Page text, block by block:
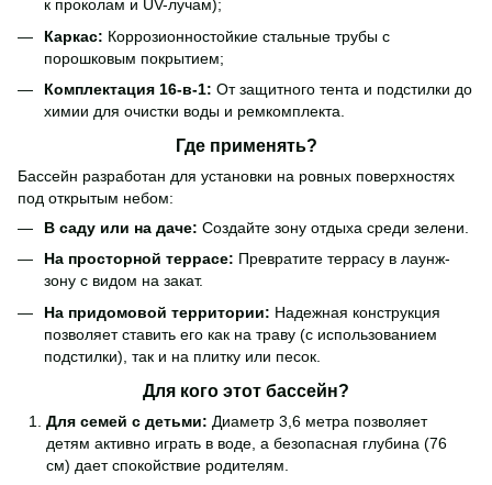
к проколам и UV-лучам);
Каркас: Коррозионностойкие стальные трубы с
порошковым покрытием;
Комплектация 16-в-1: От защитного тента и подстилки до
химии для очистки воды и ремкомплекта.
Где применять?
Бассейн разработан для установки на ровных поверхностях
под открытым небом:
В саду или на даче: Создайте зону отдыха среди зелени.
На просторной террасе: Превратите террасу в лаунж-
зону с видом на закат.
На придомовой территории: Надежная конструкция
позволяет ставить его как на траву (с использованием
подстилки), так и на плитку или песок.
Для кого этот бассейн?
Для семей с детьми: Диаметр 3,6 метра позволяет
детям активно играть в воде, а безопасная глубина (76
см) дает спокойствие родителям.